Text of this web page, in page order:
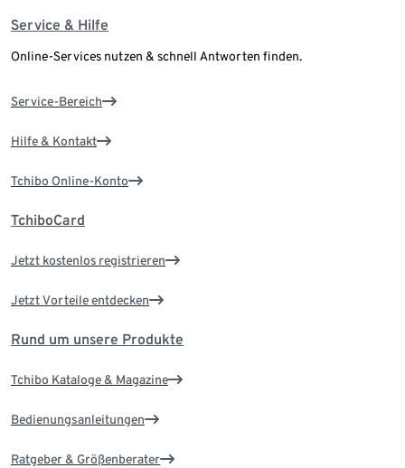
Service & Hilfe
Online-Services nutzen & schnell Antworten finden.
Service-Bereich
Hilfe & Kontakt
Tchibo Online-Konto
TchiboCard
Jetzt kostenlos registrieren
Jetzt Vorteile entdecken
Rund um unsere Produkte
Tchibo Kataloge & Magazine
Bedienungsanleitungen
Ratgeber & Größenberater